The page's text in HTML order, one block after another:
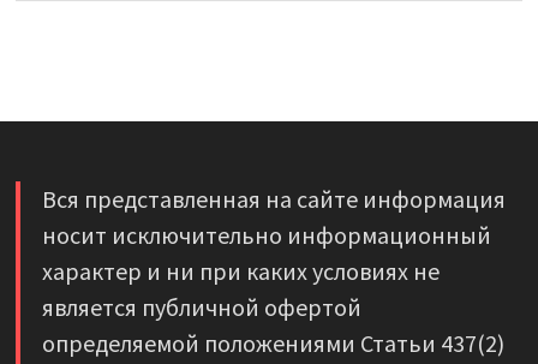
Вся представленная на сайте информация
носит исключительно информационный
характер и ни при каких условиях не
является публичной офертой
определяемой положениями Статьи 437(2)